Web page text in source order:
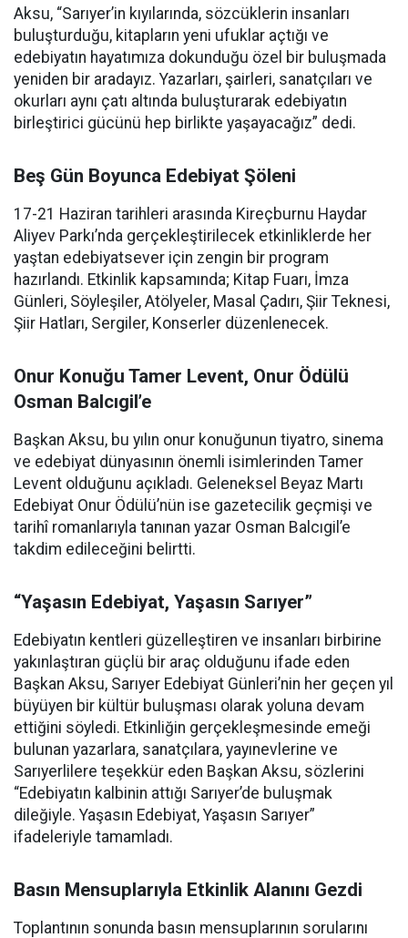
Aksu, “Sarıyer’in kıyılarında, sözcüklerin insanları
buluşturduğu, kitapların yeni ufuklar açtığı ve
edebiyatın hayatımıza dokunduğu özel bir buluşmada
yeniden bir aradayız. Yazarları, şairleri, sanatçıları ve
okurları aynı çatı altında buluşturarak edebiyatın
birleştirici gücünü hep birlikte yaşayacağız” dedi.
Beş Gün Boyunca Edebiyat Şöleni
17-21 Haziran tarihleri arasında Kireçburnu Haydar
Aliyev Parkı’nda gerçekleştirilecek etkinliklerde her
yaştan edebiyatsever için zengin bir program
hazırlandı. Etkinlik kapsamında; Kitap Fuarı, İmza
Günleri, Söyleşiler, Atölyeler, Masal Çadırı, Şiir Teknesi,
Şiir Hatları, Sergiler, Konserler düzenlenecek.
Onur Konuğu Tamer Levent, Onur Ödülü
Osman Balcıgil’e
Başkan Aksu, bu yılın onur konuğunun tiyatro, sinema
ve edebiyat dünyasının önemli isimlerinden Tamer
Levent olduğunu açıkladı. Geleneksel Beyaz Martı
Edebiyat Onur Ödülü’nün ise gazetecilik geçmişi ve
tarihî romanlarıyla tanınan yazar Osman Balcıgil’e
takdim edileceğini belirtti.
“Yaşasın Edebiyat, Yaşasın Sarıyer”
Edebiyatın kentleri güzelleştiren ve insanları birbirine
yakınlaştıran güçlü bir araç olduğunu ifade eden
Başkan Aksu, Sarıyer Edebiyat Günleri’nin her geçen yıl
büyüyen bir kültür buluşması olarak yoluna devam
ettiğini söyledi. Etkinliğin gerçekleşmesinde emeği
bulunan yazarlara, sanatçılara, yayınevlerine ve
Sarıyerlilere teşekkür eden Başkan Aksu, sözlerini
“Edebiyatın kalbinin attığı Sarıyer’de buluşmak
dileğiyle. Yaşasın Edebiyat, Yaşasın Sarıyer”
ifadeleriyle tamamladı.
Basın Mensuplarıyla Etkinlik Alanını Gezdi
Toplantının sonunda basın mensuplarının sorularını